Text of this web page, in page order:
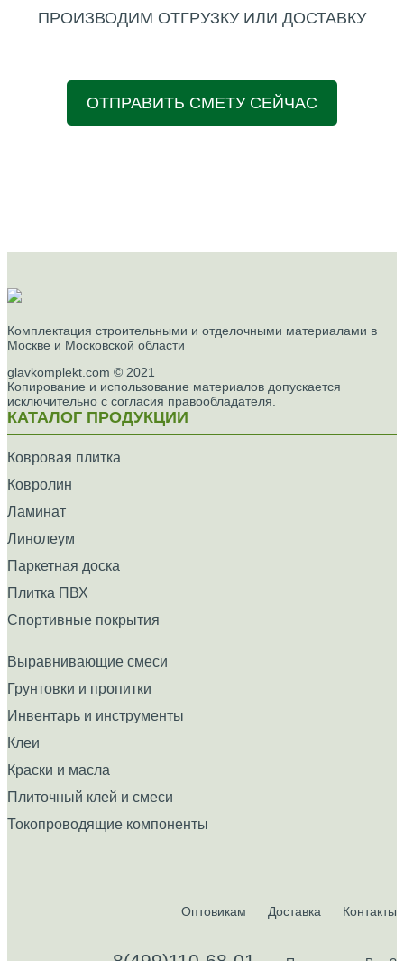
ПРОИЗВОДИМ ОТГРУЗКУ ИЛИ ДОСТАВКУ
ОТПРАВИТЬ СМЕТУ СЕЙЧАС
Комплектация строительными и отделочными материалами в
Москве и Московской области
glavkomplekt.com © 2021
Копирование и использование материалов допускается
исключительно с согласия правообладателя.
КАТАЛОГ ПРОДУКЦИИ
Ковровая плитка
Ковролин
Ламинат
Линолеум
Паркетная доска
Плитка ПВХ
Спортивные покрытия
Выравнивающие смеси
Грунтовки и пропитки
Инвентарь и инструменты
Клеи
Краски и масла
Плиточный клей и смеси
Токопроводящие компоненты
Оптовикам Доставка Контакты